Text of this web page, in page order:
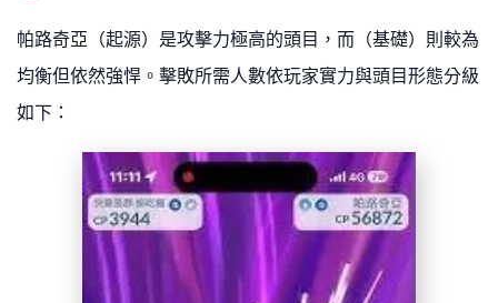
帕路奇亞（起源）是攻擊力極高的頭目，而（基礎）則較為
均衡但依然強悍。擊敗所需人數依玩家實力與頭目形態分級
如下：